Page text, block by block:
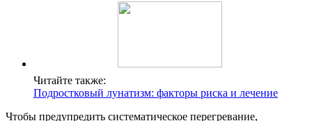
Читайте также:
Подростковый лунатизм: факторы риска и лечение
Чтобы предупредить систематическое перегревание,